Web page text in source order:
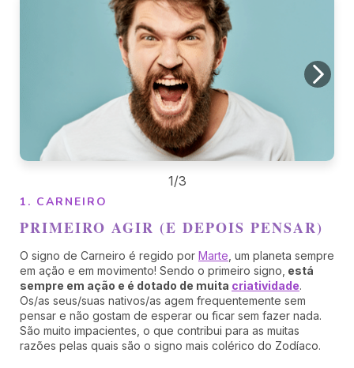
1. CARNEIRO
PRIMEIRO AGIR (E DEPOIS PENSAR)
O signo de Carneiro é regido por Marte , um planeta sempre
em ação e em movimento! Sendo o primeiro signo, está
sempre em ação e é dotado de muita criatividade.
Os/as seus/suas nativos/as agem frequentemente sem
pensar e não gostam de esperar ou ficar sem fazer nada.
São muito impacientes, o que contribui para as muitas
razões pelas quais são o signo mais colérico do Zodíaco.
1/3